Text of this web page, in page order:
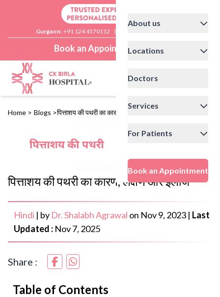
Gurgaon: +91 124 4570112 |
Book an Appointment
About us
Locations
Doctors
Services
For Patients
Book an Appointment
Home > Blogs >पित्ताशय की पथरी का कारण, लक्षण और इलाज
पित्ताशय की पथरी का कारण, लक्षण और इलाज
Hindi | by Dr. Shalabh Agrawal on Nov 9, 2023 | Last
Updated : Nov 7, 2025
Share :
Table of Contents